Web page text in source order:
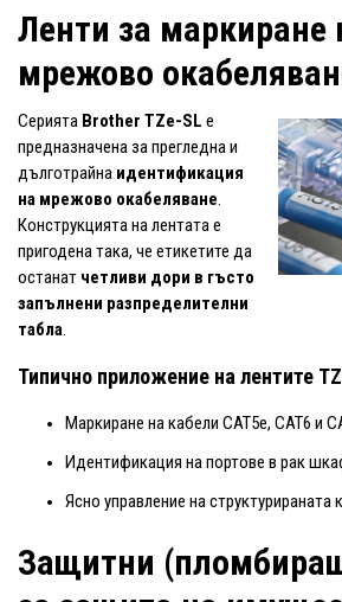
Ленти за маркиране
мрежово
Серията Brother TZe-SL е
предназначена за прегледна и
дълготрайна идентификация
на мрежово окабеляване.
Конструкцията на лентата е
пригодена така, че етикетите да
останат четливи дори в гъсто
запълнени разпределителни
табла.
Типично приложение на лентите
Маркиране на кабели CAT5e, CAT6 и
Идентификация на портове в рак
Ясно управление на структурираната
Защитни